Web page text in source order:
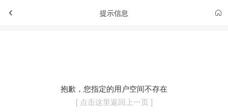
提示信息
抱歉，您指定的用户空间不存在
[ 点击这里返回上一页 ]